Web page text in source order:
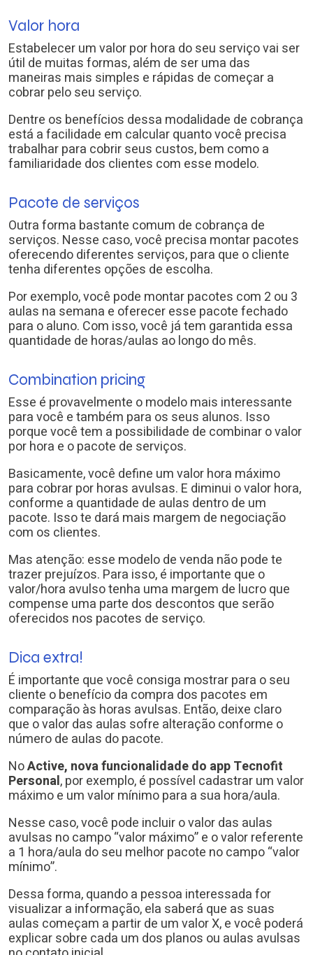
Valor hora
Estabelecer um valor por hora do seu serviço vai ser
útil de muitas formas, além de ser uma das
maneiras mais simples e rápidas de começar a
cobrar pelo seu serviço.
Dentre os benefícios dessa modalidade de cobrança
está a facilidade em calcular quanto você precisa
trabalhar para cobrir seus custos, bem como a
familiaridade dos clientes com esse modelo.
Pacote de serviços
Outra forma bastante comum de cobrança de
serviços. Nesse caso, você precisa montar pacotes
oferecendo diferentes serviços, para que o cliente
tenha diferentes opções de escolha.
Por exemplo, você pode montar pacotes com 2 ou 3
aulas na semana e oferecer esse pacote fechado
para o aluno. Com isso, você já tem garantida essa
quantidade de horas/aulas ao longo do mês.
Combination pricing
Esse é provavelmente o modelo mais interessante
para você e também para os seus alunos. Isso
porque você tem a possibilidade de combinar o valor
por hora e o pacote de serviços.
Basicamente, você define um valor hora máximo
para cobrar por horas avulsas. E diminui o valor hora,
conforme a quantidade de aulas dentro de um
pacote. Isso te dará mais margem de negociação
com os clientes.
Mas atenção: esse modelo de venda não pode te
trazer prejuízos. Para isso, é importante que o
valor/hora avulso tenha uma margem de lucro que
compense uma parte dos descontos que serão
oferecidos nos pacotes de serviço.
Dica extra!
É importante que você consiga mostrar para o seu
cliente o benefício da compra dos pacotes em
comparação às horas avulsas. Então, deixe claro
que o valor das aulas sofre alteração conforme o
número de aulas do pacote.
NoActive, nova funcionalidade do app Tecnofit
Personal, por exemplo, é possível cadastrar um valor
máximo e um valor mínimo para a sua hora/aula.
Nesse caso, você pode incluir o valor das aulas
avulsas no campo “valor máximo” e o valor referente
a 1 hora/aula do seu melhor pacote no campo “valor
mínimo”.
Dessa forma, quando a pessoa interessada for
visualizar a informação, ela saberá que as suas
aulas começam a partir de um valor X, e você poderá
explicar sobre cada um dos planos ou aulas avulsas